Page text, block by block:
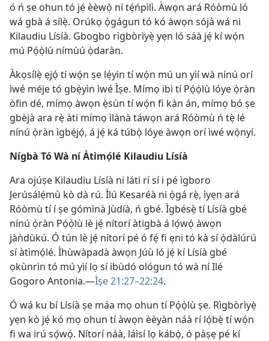
ó ń ṣe ohun tó jẹ́ èèwọ̀ ní tẹ́ńpìlì. Àwọn ará Róòmù ló
wá gbà á sílẹ̀. Orúkọ ọ̀gágun tó kó àwọn sójà wá ni
Kilaudiu Lísíà. Gbogbo rìgbòrìyẹ̀ yẹn ló sáà jẹ́ kí wọ́n
mú Pọ́ọ̀lù nímùú ọ̀daràn.
Àkọsílẹ̀ ẹjọ́ tí wọ́n ṣe lẹ́yìn tí wọ́n mú un yìí wà nínú orí
ìwé méje tó gbẹ̀yìn ìwé Ìṣe. Mímọ ibi tí Pọ́ọ̀lù lóye ọ̀ràn
òfin dé, mímọ àwọn ẹ̀sùn tí wọ́n fi kàn án, mímọ bó ṣe
gbèjà ara rẹ̀ àti mímọ ìlànà táwọn ará Róòmù ń tẹ̀ lé
nínú ọ̀ràn ìgbẹ́jọ́, á jẹ́ ká túbọ̀ lóye àwọn orí ìwé wọ̀nyí.
Nígbà Tó Wà ní Àtìmọ́lé Kilaudiu Lísíà
Ara ojúṣe Kilaudiu Lísíà ni láti rí sí i pé ìgboro
Jerúsálẹ́mù kò dà rú. Ìlú Kesaréà ni ọ̀gá rẹ̀, ìyẹn ará
Róòmù tí í ṣe gómìnà Jùdíà, ń gbé. Ìgbésẹ̀ tí Lísíà gbé
nínú ọ̀ràn Pọ́ọ̀lù lè jẹ́ nítorí àtigbà á lọ́wọ́ àwọn
jàǹdùkú. Ó tún lè jẹ́ nítorí pé ó fẹ́ fi ẹni tó kà sí ọ̀dàlúrú
sí àtìmọ́lé. Ìhùwàpadà àwọn Júù ló jẹ́ kí Lísíà gbé
ọkùnrin tó mú yìí lọ sí ibùdó ológun tó wà ní Ilé
Gogoro Antonia.—Ìṣe 21:27–22:24.
Ó wá ku bí Lísíà ṣe máa mọ ohun tí Pọ́ọ̀lù ṣe. Rìgbòrìyẹ̀
yẹn kò jẹ́ kó mọ ohun tí àwọn èèyàn náà rí lọ́bẹ̀ tí wọ́n
fi wa irú sọ́wọ́. Nítorí náà, láìsí lọ kábọ̀, ó pàṣẹ pé kí